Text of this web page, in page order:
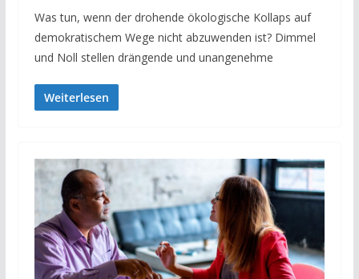
Was tun, wenn der drohende ökologische Kollaps auf
demokratischem Wege nicht abzuwenden ist? Dimmel
und Noll stellen drängende und unangenehme
Weiterlesen